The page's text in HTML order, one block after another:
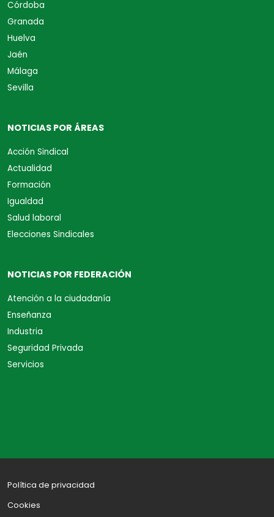
Córdoba
Granada
Huelva
Jaén
Málaga
Sevilla
NOTICIAS POR ÁREAS
Acción Sindical
Actualidad
Formación
Igualdad
Salud laboral
Elecciones Sindicales
NOTICIAS POR FEDERACIÓN
Atención a la ciudadanía
Enseñanza
Industria
Seguridad Privada
Servicios
Política de privacidad
Cookies